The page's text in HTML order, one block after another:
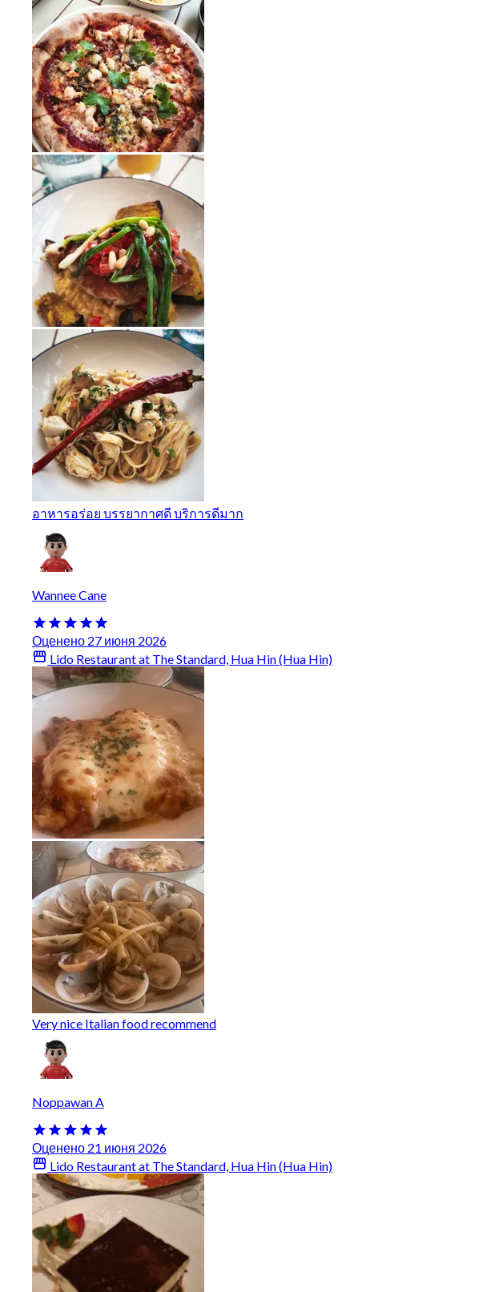
อาหารอร่อย บรรยากาศดี บริการดีมาก
Wannee Cane
Оценено 27 июня 2026
Lido Restaurant at The Standard, Hua Hin (Hua Hin)
Very nice Italian food recommend
Noppawan A
Оценено 21 июня 2026
Lido Restaurant at The Standard, Hua Hin (Hua Hin)